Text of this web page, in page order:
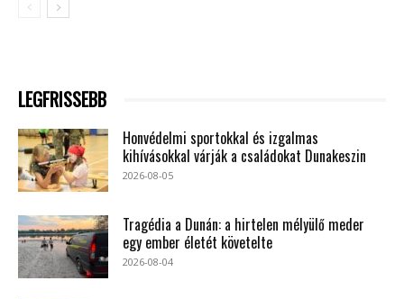
LEGFRISSEBB
Honvédelmi sportokkal és izgalmas
kihívásokkal várják a családokat Dunakeszin
2026-08-05
Tragédia a Dunán: a hirtelen mélyülő meder
egy ember életét követelte
2026-08-04